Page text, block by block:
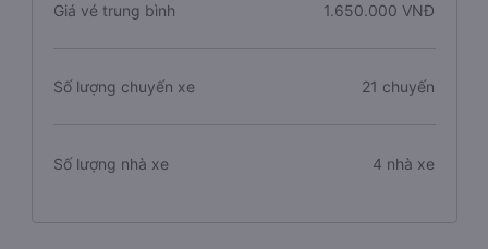
Giá vé trung bình 1.650.000 VNĐ
Số lượng chuyến xe 21 chuyến
Số lượng nhà xe 4 nhà xe